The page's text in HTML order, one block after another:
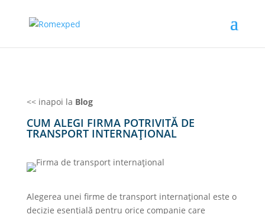
<< inapoi la Blog
CUM ALEGI FIRMA POTRIVITĂ DE
TRANSPORT INTERNAȚIONAL
Alegerea unei firme de transport internațional este o
decizie esențială pentru orice companie care